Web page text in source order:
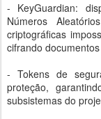
- KeyGuardian:
Números
criptográficas
cifrando
- Tokens de
proteção,
subsistemas do